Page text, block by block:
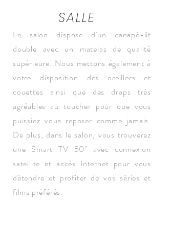
SALLE
Le salon dispose d'un canapé-lit
double avec un matelas de qualité
supérieure. Nous mettons également à
votre disposition des oreillers et
couettes ainsi que des draps très
agréables au toucher pour que vous
puissiez vous reposer comme jamais.
De plus, dans le salon, vous trouverez
une Smart TV 50" avec connexion
satellite et accès Internet pour vous
détendre et profiter de vos séries et
films préférés.